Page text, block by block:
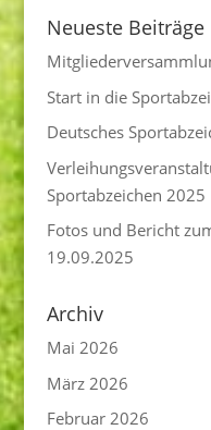
Neueste Beiträge
Start in die
Deutsches
Sportabzeichen 2025
Fotos und Bericht
19.09.2025
Archiv
Mai 2026
März 2026
Februar 2026